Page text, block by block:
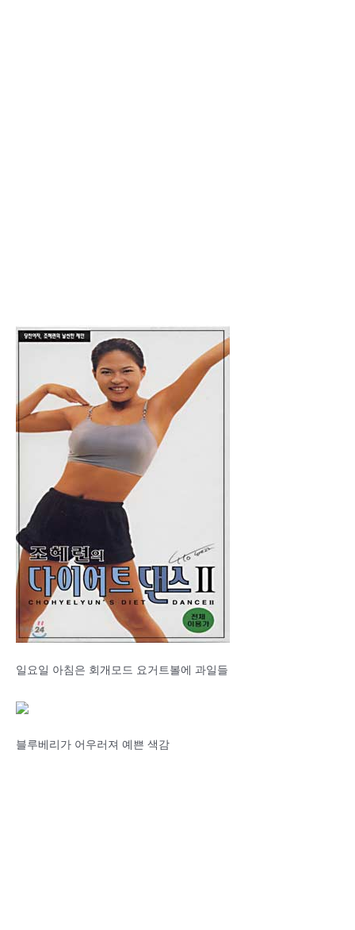
일요일 아침은 회개모드 요거트볼에 과일들
블루베리가 어우러져 예쁜 색감